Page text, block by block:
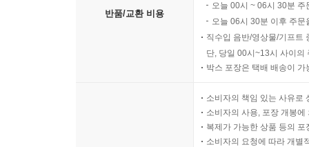
반품/교환 비용
오늘 00시 ~ 06시 30분
오늘 06시 30분 이후 주
직수입 음반/영상물/기프트
단, 당일 00시~13시 사이의
박스 포장은 택배 배송이
소비자의 책임 있는 사유로
소비자의 사용, 포장 개봉
복제가 가능한 상품 등의
소비자의 요청에 따라 개별